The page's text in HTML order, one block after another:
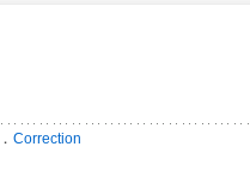
Correction